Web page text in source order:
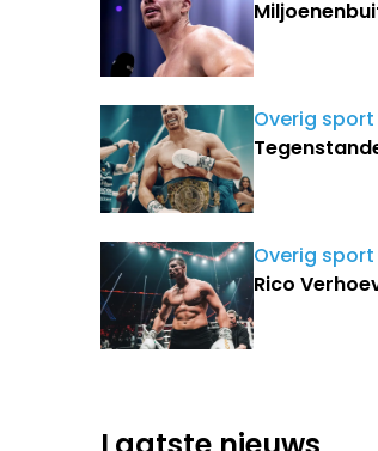
Overig sport
Overig sport
Rico